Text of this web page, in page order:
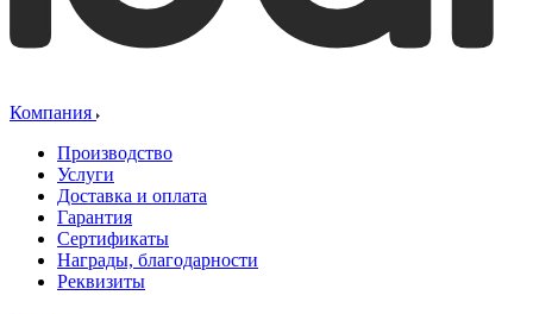
Компания
Производство
Услуги
Доставка и оплата
Гарантия
Сертификаты
Награды, благодарности
Реквизиты